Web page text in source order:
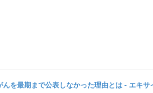
んを最期まで公表しなかった理由とは - エキ